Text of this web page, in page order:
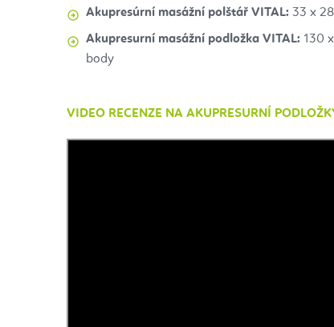
Akupresúrní masážní polštář VITAL: 33 x
Akupresurní masážní podložka VITAL: 130
body
VIDEO RECENZE NA AKUPRESURNÍ